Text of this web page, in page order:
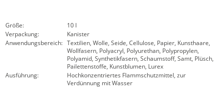
Größe:
10 l
Verpackung:
Kanister
Anwendungsbereich: Textilien, Wolle, Seide, Cellulose, Papier, Kunsthaare,
Wollfasern, Polyacryl, Polyurethan, Polypropylen,
Polyamid, Synthetikfasern, Schaumstoff, Samt, Plüsch,
Pailettenstoffe, Kunstblumen, Lurex
Ausführung:
Hochkonzentriertes Flammschutzmittel, zur
Verdünnung mit Wasser